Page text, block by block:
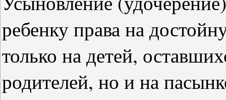
ребенку права на
только на детей,
родителей, но и на